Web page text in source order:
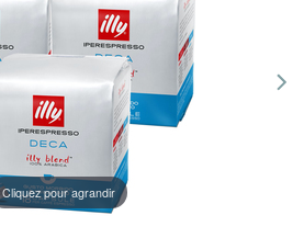
Cliquez pour agrandir